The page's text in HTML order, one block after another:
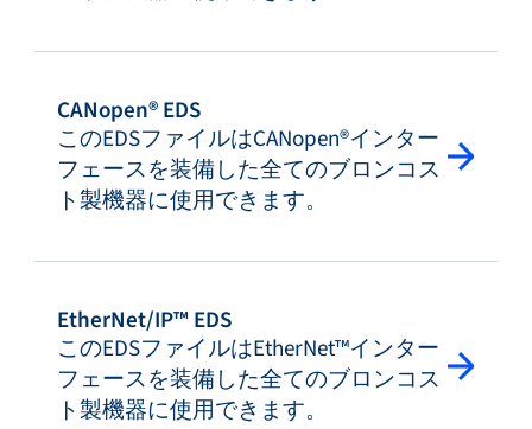
CANopen® EDS
このEDSファイルはCANopen®インター
フェースを装備した全てのブロンコス
ト製機器に使用できます。
EtherNet/IP™ EDS
このEDSファイルはEtherNet™インター
フェースを装備した全てのブロンコス
ト製機器に使用できます。